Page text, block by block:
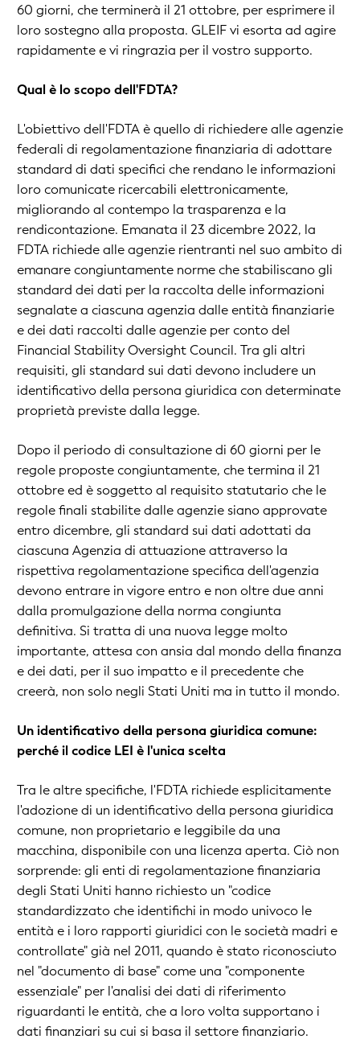
60 giorni, che terminerà il 21 ottobre, per esprimere il
loro sostegno alla proposta. GLEIF vi esorta ad agire
rapidamente e vi ringrazia per il vostro supporto.
Qual è lo scopo dell'FDTA?
L'obiettivo dell'FDTA è quello di richiedere alle agenzie
federali di regolamentazione finanziaria di adottare
standard di dati specifici che rendano le informazioni
loro comunicate ricercabili elettronicamente,
migliorando al contempo la trasparenza e la
rendicontazione. Emanata il 23 dicembre 2022, la
FDTA richiede alle agenzie rientranti nel suo ambito di
emanare congiuntamente norme che stabiliscano gli
standard dei dati per la raccolta delle informazioni
segnalate a ciascuna agenzia dalle entità finanziarie
e dei dati raccolti dalle agenzie per conto del
Financial Stability Oversight Council. Tra gli altri
requisiti, gli standard sui dati devono includere un
identificativo della persona giuridica con determinate
proprietà previste dalla legge.
Dopo il periodo di consultazione di 60 giorni per le
regole proposte congiuntamente, che termina il 21
ottobre ed è soggetto al requisito statutario che le
regole finali stabilite dalle agenzie siano approvate
entro dicembre, gli standard sui dati adottati da
ciascuna Agenzia di attuazione attraverso la
rispettiva regolamentazione specifica dell'agenzia
devono entrare in vigore entro e non oltre due anni
dalla promulgazione della norma congiunta
definitiva. Si tratta di una nuova legge molto
importante, attesa con ansia dal mondo della finanza
e dei dati, per il suo impatto e il precedente che
creerà, non solo negli Stati Uniti ma in tutto il mondo.
Un identificativo della persona giuridica comune:
perché il codice LEI è l'unica scelta
Tra le altre specifiche, l'FDTA richiede esplicitamente
l'adozione di un identificativo della persona giuridica
comune, non proprietario e leggibile da una
macchina, disponibile con una licenza aperta. Ciò non
sorprende: gli enti di regolamentazione finanziaria
degli Stati Uniti hanno richiesto un "codice
standardizzato che identifichi in modo univoco le
entità e i loro rapporti giuridici con le società madri e
controllate" già nel 2011, quando è stato riconosciuto
nel "documento di base" come una "componente
essenziale" per l'analisi dei dati di riferimento
riguardanti le entità, che a loro volta supportano i
dati finanziari su cui si basa il settore finanziario.